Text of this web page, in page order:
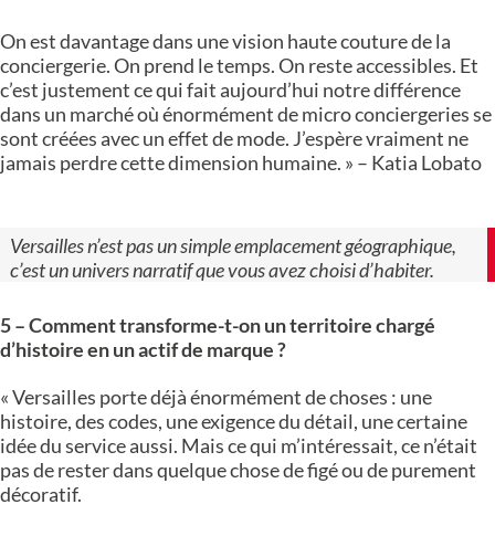
On est davantage dans une vision haute couture de la
conciergerie. On prend le temps. On reste accessibles. Et
c’est justement ce qui fait aujourd’hui notre différence
dans un marché où énormément de micro conciergeries se
sont créées avec un effet de mode. J’espère vraiment ne
jamais perdre cette dimension humaine. » – Katia Lobato
Versailles n’est pas un simple emplacement géographique,
c’est un univers narratif que vous avez choisi d’habiter.
5 – Comment transforme-t-on un territoire chargé
d’histoire en un actif de marque ?
« Versailles porte déjà énormément de choses : une
histoire, des codes, une exigence du détail, une certaine
idée du service aussi. Mais ce qui m’intéressait, ce n’était
pas de rester dans quelque chose de figé ou de purement
décoratif.